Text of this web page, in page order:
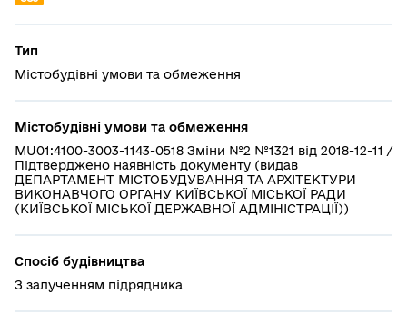
Тип
Містобудівні умови та обмеження
Містобудівні умови та обмеження
MU01:4100-3003-1143-0518 Зміни №2 №1321 від 2018-12-11 /
Підтверджено наявність документу (видав
ДЕПАРТАМЕНТ МІСТОБУДУВАННЯ ТА АРХІТЕКТУРИ
ВИКОНАВЧОГО ОРГАНУ КИЇВСЬКОЇ МІСЬКОЇ РАДИ
(КИЇВСЬКОЇ МІСЬКОЇ ДЕРЖАВНОЇ АДМІНІСТРАЦІЇ))
Спосіб будівництва
З залученням підрядника